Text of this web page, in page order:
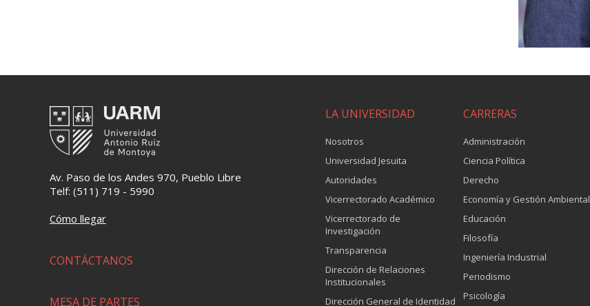
Av. Paso de los Andes 970, Pueblo Libre
Telf: (511) 719 - 5990
Cómo llegar
CONTÁCTANOS
MESA DE PARTES
LA UNIVERSIDAD
Nosotros
Universidad Jesuita
Autoridades
Vicerrectorado Académico
Vicerrectorado de
Investigación
Transparencia
Dirección de Relaciones
Institucionales
Dirección General de Identidad
CARRERAS
Administración
Ciencia Política
Derecho
Economía y Gestión Ambiental
Educación
Filosofía
Ingeniería Industrial
Periodismo
Psicología